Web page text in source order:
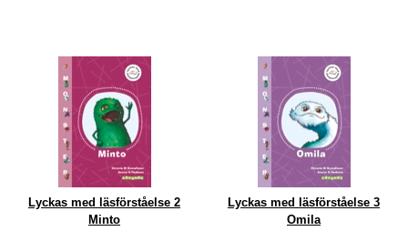
Lyckas med läsförståelse 2
Minto
Lyckas med läsförståelse 3
Omila